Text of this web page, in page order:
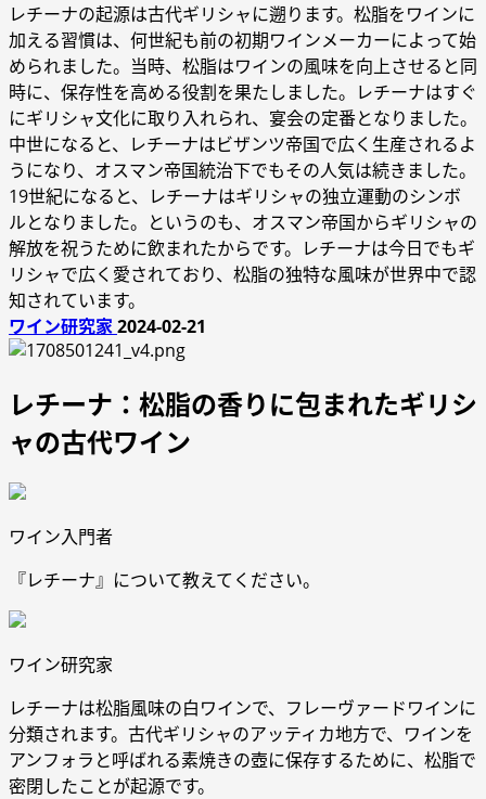
レチーナの起源は古代ギリシャに遡ります。松脂をワインに
加える習慣は、何世紀も前の初期ワインメーカーによって始
められました。当時、松脂はワインの風味を向上させると同
時に、保存性を高める役割を果たしました。レチーナはすぐ
にギリシャ文化に取り入れられ、宴会の定番となりました。
中世になると、レチーナはビザンツ帝国で広く生産されるよ
うになり、オスマン帝国統治下でもその人気は続きました。
19世紀になると、レチーナはギリシャの独立運動のシンボ
ルとなりました。というのも、オスマン帝国からギリシャの
解放を祝うために飲まれたからです。レチーナは今日でもギ
リシャで広く愛されており、松脂の独特な風味が世界中で認
知されています。
ワイン研究家2024-02-21
レチーナ：松脂の香りに包まれたギリシ
ャの古代ワイン
ワイン入門者
『レチーナ』について教えてください。
ワイン研究家
レチーナは松脂風味の白ワインで、フレーヴァードワインに
分類されます。古代ギリシャのアッティカ地方で、ワインを
アンフォラと呼ばれる素焼きの壺に保存するために、松脂で
密閉したことが起源です。